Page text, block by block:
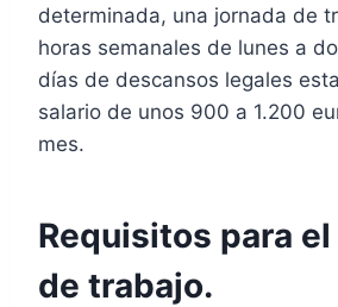
determinada, una jornada de
horas semanales de lunes a
días de descansos legales
salario de unos 900 a 1.200
mes.
Requisitos para
de trabajo.